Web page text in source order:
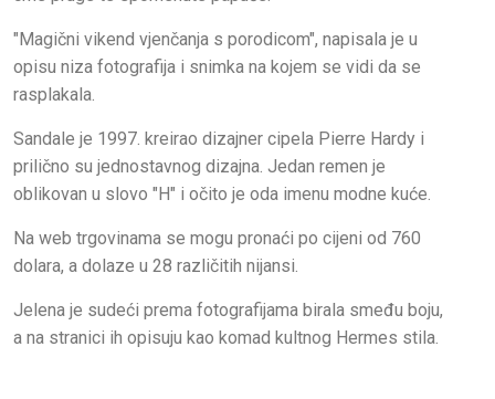
"Magični vikend vjenčanja s porodicom", napisala je u
opisu niza fotografija i snimka na kojem se vidi da se
rasplakala.
Sandale je 1997. kreirao dizajner cipela Pierre Hardy i
prilično su jednostavnog dizajna. Jedan remen je
oblikovan u slovo "H" i očito je oda imenu modne kuće.
Na web trgovinama se mogu pronaći po cijeni od 760
dolara, a dolaze u 28 različitih nijansi.
Jelena je sudeći prema fotografijama birala smeđu boju,
a na stranici ih opisuju kao komad kultnog Hermes stila.